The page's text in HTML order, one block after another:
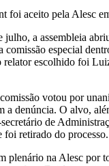
foi aceito pela Alesc
julho, a assembleia
comissão especial
relator escolhido foi
votou por
a denúncia. O alvo,
de
foi retirado do processo.
plenário na Alesc por